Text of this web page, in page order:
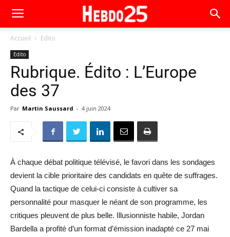
Accueil Edito
Edito
Rubrique. Édito : L’Europe
des 37
Par Martin Saussard - 4 juin 2024
À chaque débat politique télévisé, le favori dans les sondages
devient la cible prioritaire des candidats en quête de suffrages.
Quand la tactique de celui-ci consiste à cultiver sa
personnalité pour masquer le néant de son programme, les
critiques pleuvent de plus belle. Illusionniste habile, Jordan
Bardella a profité d’un format d’émission inadapté ce 27 mai